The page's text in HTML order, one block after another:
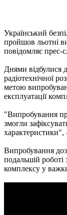
Український
пройшов льотні
повідомляє прес-
Днями відбулися
радіотехнічної
метою
експлуатації
"Випробування
змогли
характеристики",
Випробування
подальшій роботі
комплексу у